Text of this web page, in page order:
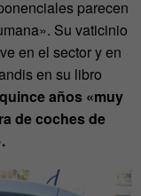
parecen
Su vaticinio
en el sector y en
en su libro
años «muy
de coches de